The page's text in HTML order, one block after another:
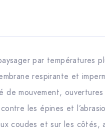
par températures
respirante et
de mouvement, ouvertures
les épines et
coudes et sur les côtés,